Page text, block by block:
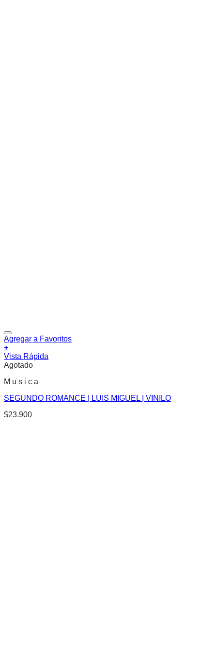
Agregar a Favoritos
+
Vista Rápida
Agotado
M u s i c a
SEGUNDO ROMANCE | LUIS MIGUEL | VINILO
$23.900